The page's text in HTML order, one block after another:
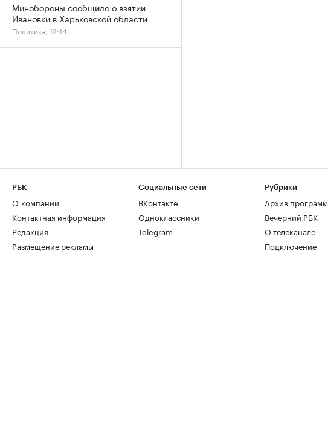
Минобороны сообщило о взятии
Ивановки в Харьковской области
Политика, 12:14
РБК
О компании
Контактная информация
Редакция
Размещение рекламы
Социальные сети
ВКонтакте
Одноклассники
Telegram
Рубрики
Архив программ
Вечерний РБК
О телеканале
Подключение